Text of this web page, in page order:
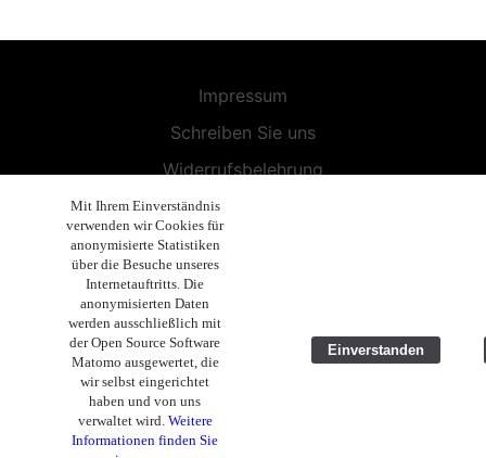
Impressum
Schreiben Sie uns
Widerrufsbelehrung
Allgemeine Geschäftsbedingungen
Endbenutzer-Lizenzvereinbarung
Datenschutzerklärung
Geschäftsethik
Copyright 2019 - 2026 Volla Systeme GmbH
Mit Ihrem Einverständnis
verwenden wir Cookies für
anonymisierte Statistiken
über die Besuche unseres
Internetauftritts. Die
anonymisierten Daten
werden ausschließlich mit
der Open Source Software
Matomo ausgewertet, die
wir selbst eingerichtet
haben und von uns
verwaltet wird. Weitere
Informationen finden Sie
Einverstanden